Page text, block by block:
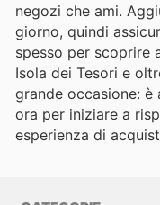
negozi che ami.
giorno, quindi
spesso per scoprire
Isola dei Tesori e
grande occasione:
ora per iniziare a
esperienza di